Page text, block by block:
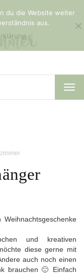
und kreativen
diese gerne mit
auch noch einen
brauchen 🙂 Einfach
du die Website weiter
aus.